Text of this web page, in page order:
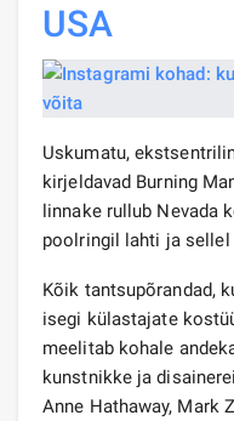
USA
Uskumatu,
kirjeldavad Burning
linnake rullub Nevada
poolringil lahti ja
Kõik tantsupõrandad,
isegi külastajate
meelitab kohale
kunstnikke ja
Anne Hathaway, Mark